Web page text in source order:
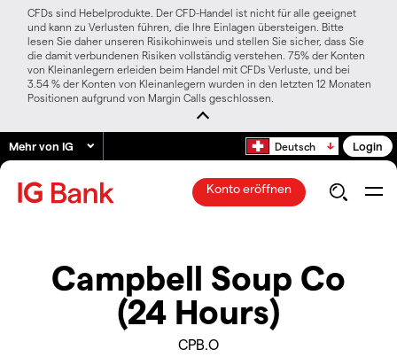
CFDs sind Hebelprodukte. Der CFD-Handel ist nicht für alle geeignet
und kann zu Verlusten führen, die Ihre Einlagen übersteigen. Bitte
lesen Sie daher unseren Risikohinweis und stellen Sie sicher, dass Sie
die damit verbundenen Risiken vollständig verstehen. 75% der Konten
von Kleinanlegern erleiden beim Handel mit CFDs Verluste, und bei
3.54 % der Konten von Kleinanlegern wurden in den letzten 12 Monaten
Positionen aufgrund von Margin Calls geschlossen.
Mehr von IG Deutsch Login
Konto eröffnen
Campbell Soup Co
(24 Hours)
CPB.O